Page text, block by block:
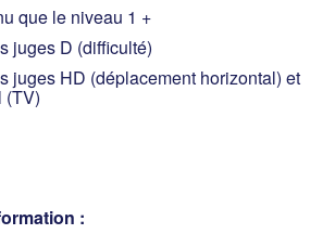
que le niveau 1 +
juges D (difficulté)
juges HD (déplacement horizontal) et
(TV)
: